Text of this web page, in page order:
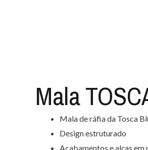
Mala
Mala de ráfia da Tosca
Design estruturado
Acabamentos e alças em